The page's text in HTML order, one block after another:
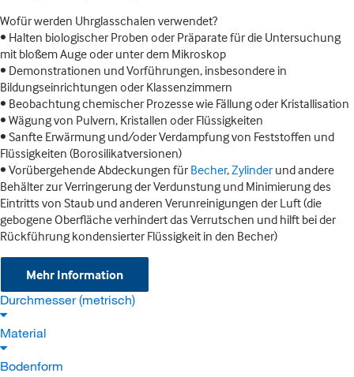
Wofür werden Uhrglasschalen verwendet?
• Halten biologischer Proben oder Präparate für die Untersuchung
mit bloßem Auge oder unter dem Mikroskop
• Demonstrationen und Vorführungen, insbesondere in
Bildungseinrichtungen oder Klassenzimmern
• Beobachtung chemischer Prozesse wie Fällung oder Kristallisation
• Wägung von Pulvern, Kristallen oder Flüssigkeiten
• Sanfte Erwärmung und/oder Verdampfung von Feststoffen und
Flüssigkeiten (Borosilikatversionen)
• Vorübergehende Abdeckungen für Becher,Zylinder und andere
Behälter zur Verringerung der Verdunstung und Minimierung des
Eintritts von Staub und anderen Verunreinigungen der Luft (die
gebogene Oberfläche verhindert das Verrutschen und hilft bei der
Rückführung kondensierter Flüssigkeit in den Becher)
Mehr Information
Durchmesser (metrisch)
Material
Bodenform